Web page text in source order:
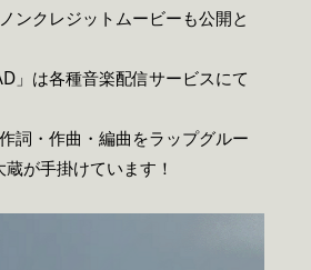
ンクレジットムービーも公開と
」は各種音楽配信サービスにて
詞・作曲・編曲をラップグルー
が手掛けています！